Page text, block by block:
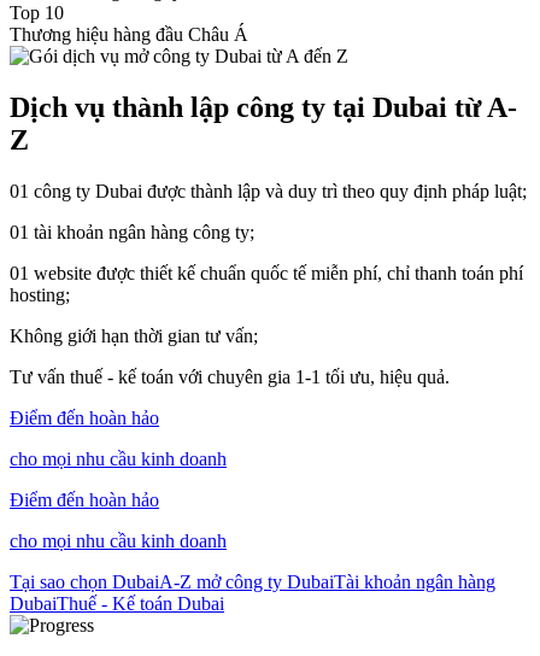
Top 10
Thương hiệu hàng đầu Châu Á
Dịch vụ thành lập công ty tại Dubai từ A-
Z
01 công ty Dubai được thành lập và duy trì theo quy định pháp luật;
01 tài khoản ngân hàng công ty;
01 website được thiết kế chuẩn quốc tế miễn phí, chỉ thanh toán phí
hosting;
Không giới hạn thời gian tư vấn;
Tư vấn thuế - kế toán với chuyên gia 1-1 tối ưu, hiệu quả.
Điểm đến hoàn hảo
cho mọi nhu cầu kinh doanh
Điểm đến hoàn hảo
cho mọi nhu cầu kinh doanh
Tại sao chọn DubaiA-Z mở công ty DubaiTài khoản ngân hàng
DubaiThuế - Kế toán Dubai